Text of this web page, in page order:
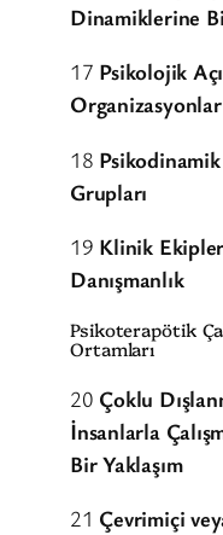
Dinamiklerine
17 Psikolojik
18
Grupları
19 Klinik
Danışmanlık
Psikoterapötik
Ortamları
20 Çoklu
İnsanlarla
Bir Yaklaşım
21 Çevrimiçi